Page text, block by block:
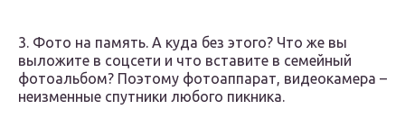
3. Фото на память. А куда без этого? Что же вы
выложите в соцсети и что вставите в семейный
фотоальбом? Поэтому фотоаппарат, видеокамера –
неизменные спутники любого пикника.